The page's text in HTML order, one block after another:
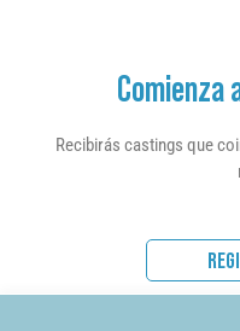
Comienza
Recibirás castings que